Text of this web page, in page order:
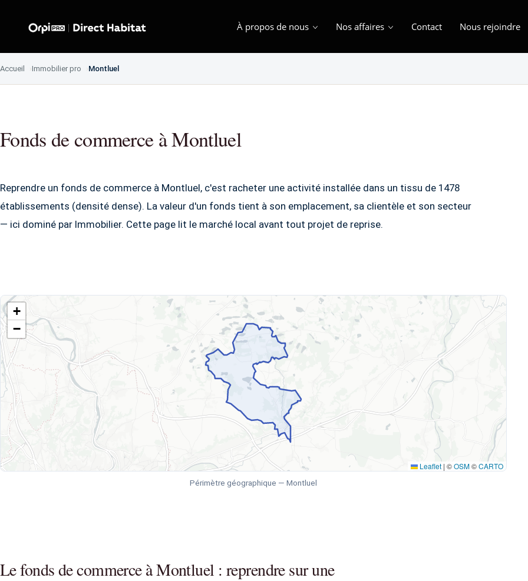
À propos de nous Nos affaires Contact Nous rejoindre
Accueil Immobilier pro Montluel
Fonds de commerce à Montluel
Reprendre un fonds de commerce à Montluel, c'est racheter une activité installée dans un tissu de 1478
établissements (densité dense). La valeur d'un fonds tient à son emplacement, sa clientèle et son secteur
— ici dominé par Immobilier. Cette page lit le marché local avant tout projet de reprise.
+
−
Leaflet | ©OSM©CARTO
Périmètre géographique — Montluel
Le fonds de commerce à Montluel : reprendre sur une